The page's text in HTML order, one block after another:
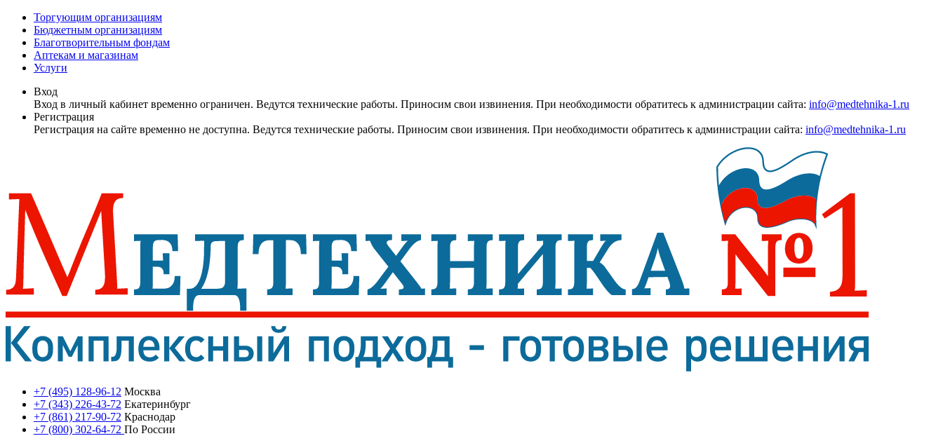
Торгующим организациям
Бюджетным организациям
Благотворительным фондам
Аптекам и магазинам
Услуги
Вход
Вход в личный кабинет временно ограничен. Ведутся технические работы. Приносим свои извинения. При необходимости обратитесь к администрации сайта: info@medtehnika-1.ru
Регистрация
Регистрация на сайте временно не доступна. Ведутся технические работы. Приносим свои извинения. При необходимости обратитесь к администрации сайта: info@medtehnika-1.ru
+7 (495) 128-96-12 Москва
+7 (343) 226-43-72 Екатеринбург
+7 (861) 217-90-72 Краснодар
+7 (800) 302-64-72 По России